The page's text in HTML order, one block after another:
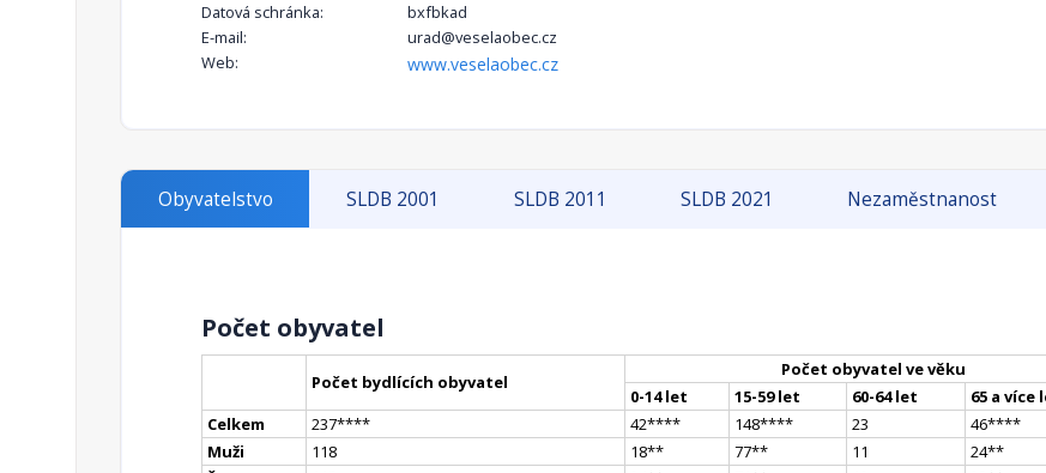
Datová schránka:
bxfbkad
E-mail:
urad@veselaobec.cz
Web:
www.veselaobec.cz
Obyvatelstvo SLDB 2001 SLDB 2011 SLDB 2021 Nezaměstnanost
Počet obyvatel
Počet bydlících obyvatel
Počet obyvatel ve věku
0-14 let 15-59 let 60-64 let
65 a více
Celkem
237**** 42**** 148**** 23 46****
Muži
118 18** 77** 11 24**